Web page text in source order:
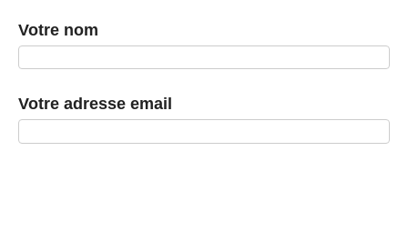
Votre nom
Votre adresse email